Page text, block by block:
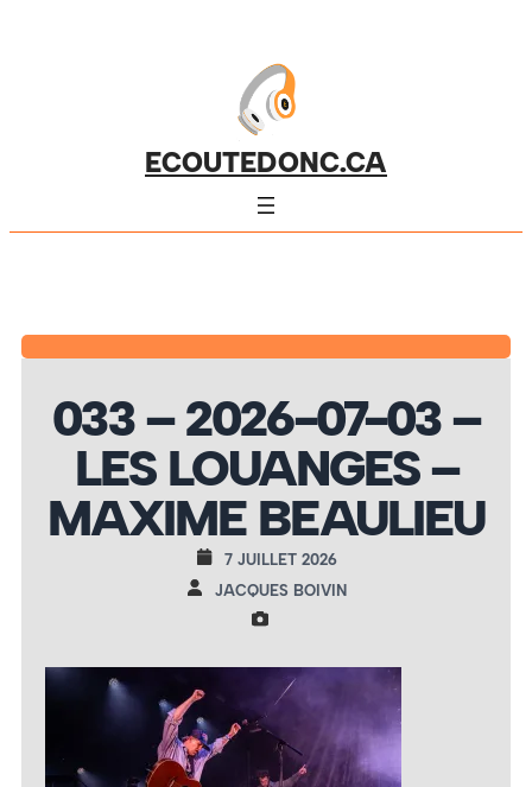
ECOUTEDONC.CA
033 – 2026-07-03 –
LES LOUANGES –
MAXIME BEAULIEU
7 JUILLET 2026
JACQUES BOIVIN